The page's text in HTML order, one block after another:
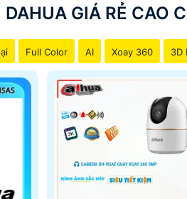
Xoay 360 hình ảnh full hd
VNĐĐộ phân giải 4.0MP có
Xoay 360 độ bảo mật cao
Camera Góc 115 độ Full hd
ezviz luôn là sản phẩm đáng
GIÁ RẺ CAO
Full Color AI Xoay 360 3D